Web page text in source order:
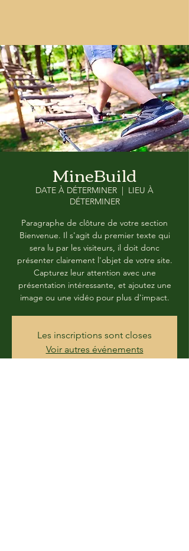
MineBuild
DATE À DÉTERMINER
  |
LIEU À
DÉTERMINER
Paragraphe de clôture de votre section
Bienvenue. Il s'agit du premier texte qui
sera lu par les visiteurs, il doit donc
présenter clairement l'objet de votre site.
Capturez leur attention avec une
présentation intéressante, et ajoutez une
image ou une vidéo pour plus d'impact.
Les inscriptions sont closes
Voir autres événements